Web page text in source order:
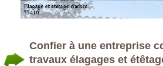
Confier à une entreprise
travaux élagages et